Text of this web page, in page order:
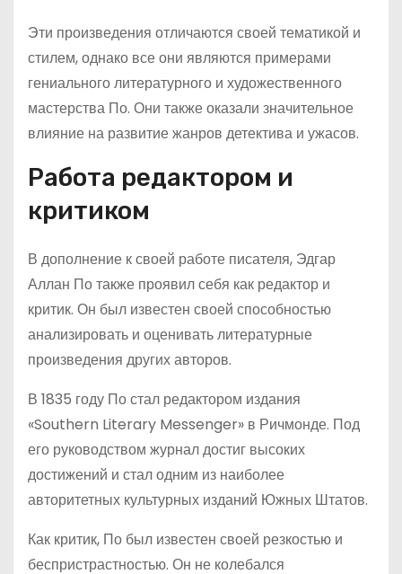
Эти произведения отличаются своей тематикой и
стилем, однако все они являются примерами
гениального литературного и художественного
мастерства По. Они также оказали значительное
влияние на развитие жанров детектива и ужасов.
Работа редактором и
критиком
В дополнение к своей работе писателя, Эдгар
Аллан По также проявил себя как редактор и
критик. Он был известен своей способностью
анализировать и оценивать литературные
произведения других авторов.
В 1835 году По стал редактором издания
«Southern Literary Messenger» в Ричмонде. Под
его руководством журнал достиг высоких
достижений и стал одним из наиболее
авторитетных культурных изданий Южных Штатов.
Как критик, По был известен своей резкостью и
беспристрастностью. Он не колебался